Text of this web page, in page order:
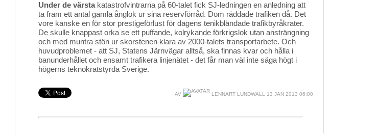
Under de värstakatastrofvintrarna på 60-talet fick SJ-ledningen en anledning att
ta fram ett antal gamla ånglok ur sina reservförråd. Dom räddade trafiken då. Det
vore kanske en för stor prestigeförlust för dagens tenikbländade trafikbyråkrater.
De skulle knappast orka se ett puffande, kolrykande förkrigslok utan ansträngning
och med muntra stön ur skorstenen klara av 2000-talets transportarbete. Och
huvudproblemet - att SJ, Statens Järnvägar alltså, ska finnas kvar och hålla i
banunderhållet och ensamt trafikera linjenätet - det får man väl inte säga högt i
högerns teknokratstyrda Sverige.
AV LENNART LUNDWALL 13 JAN 2013 06:00